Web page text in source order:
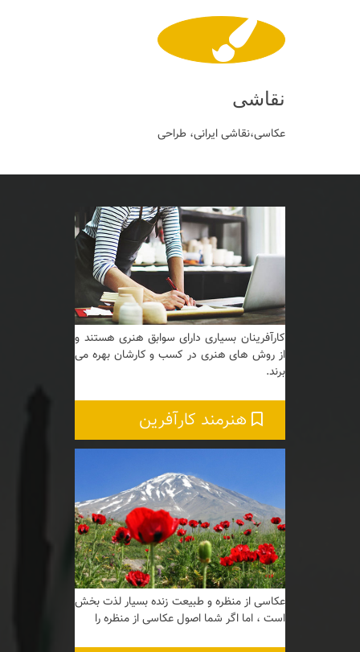
نقاشی
عکاسی،نقاشی ایرانی، طراحی
کارآفرینان بسیاری دارای سوابق هنری هستند و
از روش های هنری در کسب و کارشان بهره می
برند.
هنرمند کارآفرین
عکاسی از منظره و طبیعت زنده بسیار لذت بخش
است ، اما اگر شما اصول عکاسی از منظره را